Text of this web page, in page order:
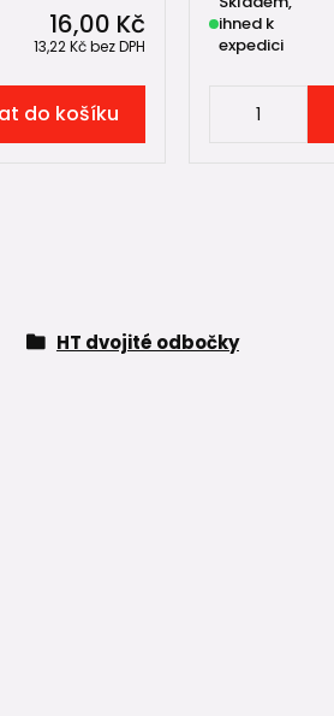
16,00 Kč
13,22 Kčbez DPH
do košíku
ihned k
expedici
HT dvojité odbočky